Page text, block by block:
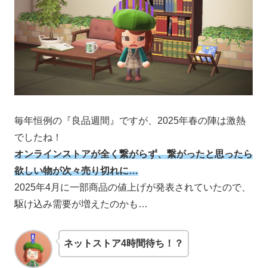
毎年恒例の『良品週間』ですが、2025年春の陣は激熱
でしたね！
オンラインストアが全く繋がらず、繋がったと思ったら
欲しい物が次々売り切れに…
2025年4月に一部商品の値上げが発表されていたので、
駆け込み需要が増えたのかも…
ネットストア4時間待ち！？